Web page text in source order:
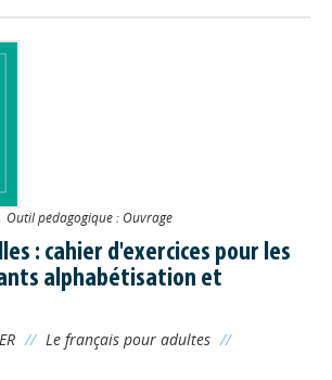
Outil pédagogique : Ouvrage
: cahier d'exercices pour les
alphabétisation et
// Le français pour adultes //